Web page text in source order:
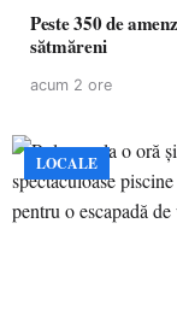
Peste 350 de
sătmăreni
acum 2 ore
LOCALE